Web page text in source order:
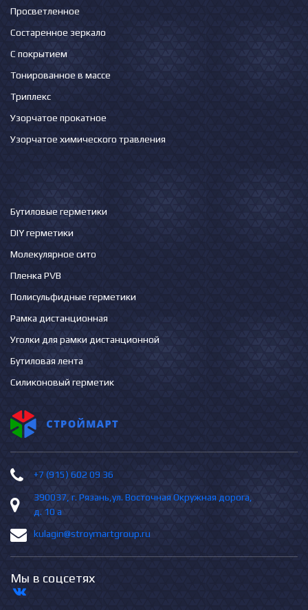
Просветленное
Состаренное зеркало
С покрытием
Тонированное в массе
Триплекс
Узорчатое прокатное
Узорчатое химического травления
Бутиловые герметики
DIY герметики
Молекулярное сито
Пленка PVB
Полисульфидные герметики
Рамка дистанционная
Уголки для рамки дистанционной
Бутиловая лента
Силиконовый герметик
+7 (915) 602 09 36
390037, г. Рязань,ул. Восточная Окружная дорога,
д. 10 а
kulagin@stroymartgroup.ru
Мы в соцсетях